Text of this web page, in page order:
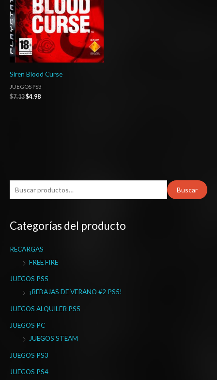
u
c
r
o
Buscar
Categorías del producto
RECARGAS
FREE FIRE
JUEGOS PS5
¡REBAJAS DE VERANO #2 PS5!
JUEGOS ALQUILER PS5
JUEGOS PC
JUEGOS STEAM
JUEGOS PS3
JUEGOS PS4
Siren Blood Curse
JUEGOS PS3
$7.13$4.98